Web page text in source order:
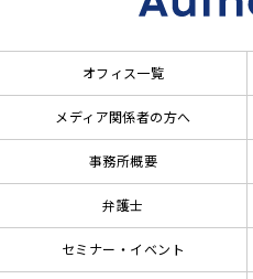
オフィス一覧
メディア関係者の方へ
事務所概要
弁護士
セミナー・イベント